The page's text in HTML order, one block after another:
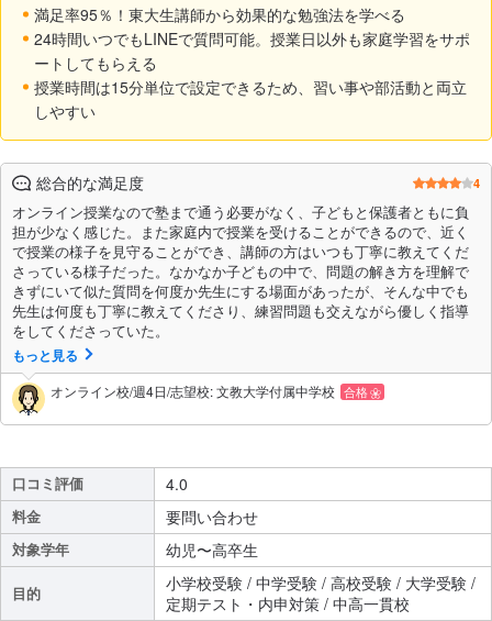
満足率95％！東大生講師から効果的な勉強法を学べる
24時間いつでもLINEで質問可能。授業日以外も家庭学習をサポ
ートしてもらえる
授業時間は15分単位で設定できるため、習い事や部活動と両立
しやすい
総合的な満足度 4
オンライン授業なので塾まで通う必要がなく、子どもと保護者ともに負
担が少なく感じた。また家庭内で授業を受けることができるので、近く
で授業の様子を見守ることができ、講師の方はいつも丁寧に教えてくだ
さっている様子だった。なかなか子どもの中で、問題の解き方を理解で
きずにいて似た質問を何度か先生にする場面があったが、そんな中でも
先生は何度も丁寧に教えてくださり、練習問題も交えながら優しく指導
をしてくださっていた。
もっと見る
オンライン校/週4日/志望校: 文教大学付属中学校 合格
口コミ評価 4.0
料金 要問い合わせ
対象学年 幼児〜高卒生
目的
小学校受験 / 中学受験 / 高校受験 / 大学受験 /
定期テスト・内申対策 / 中高一貫校